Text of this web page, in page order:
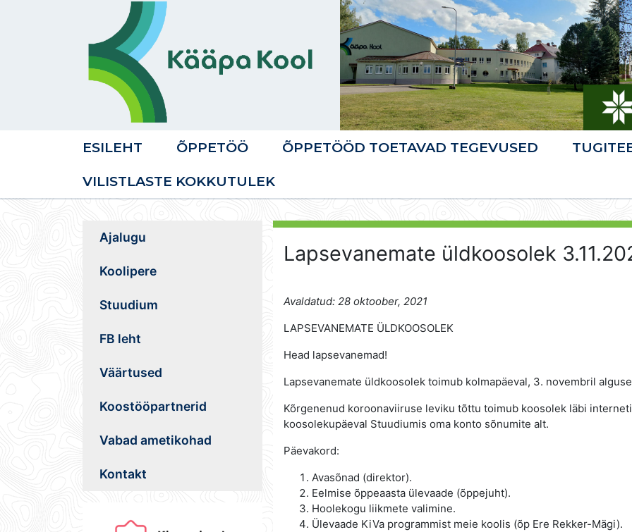
ESILEHT ÕPPETÖÖ ÕPPETÖÖD TOETAVAD TEGEVUSED
VILISTLASTE KOKKUTULEK
Lapsevanemate üldkoosolek
Avaldatud: 28 oktoober, 2021
LAPSEVANEMATE ÜLDKOOSOLEK
Head lapsevanemad!
Lapsevanemate üldkoosolek toimub kolmapäeval, 3. novembril
Kõrgenenud koroonaviiruse leviku tõttu toimub koosolek läbi
koosolekupäeval Stuudiumis oma konto sõnumite alt.
Päevakord:
Avasõnad (direktor).
Eelmise õppeaasta ülevaade (õppejuht).
Hoolekogu liikmete valimine.
Ülevaade KiVa programmist meie koolis (õp Ere Rekker-Mägi).
Ajalugu
Koolipere
Stuudium
FB leht
Väärtused
Koostööpartnerid
Vabad ametikohad
Kontakt